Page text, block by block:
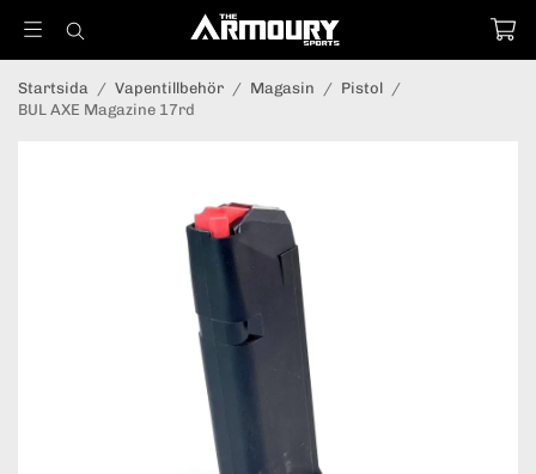
Startsida / Vapentillbehör / Magasin / Pistol /
BUL AXE Magazine 17rd